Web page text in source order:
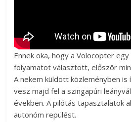
Ennek oka, hogy a Volocopter
folyamatot választott, először
A nekem küldött közleményben
vesz majd fel a szingapúri
években. A pilótás tapasztalatok
autonóm repülést.